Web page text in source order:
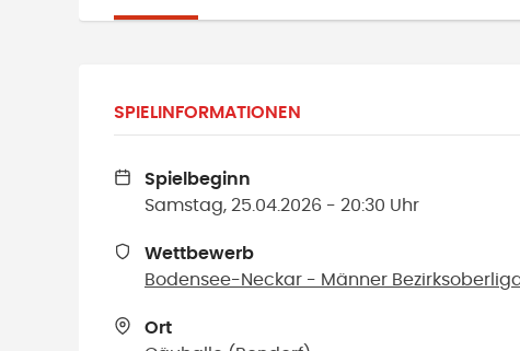
SPIELINFORMATIONEN
Spielbeginn
Samstag, 25.04.2026 - 20:30 Uhr
Wettbewerb
Bodensee-Neckar - Männer Bezirksoberliga
Ort